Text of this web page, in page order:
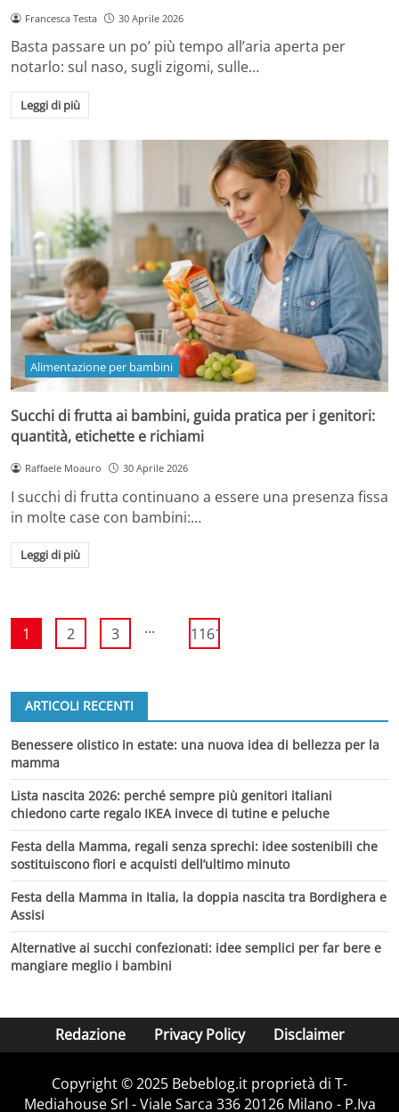
Francesca Testa 30 Aprile 2026
Basta passare un po’ più tempo all’aria aperta per
notarlo: sul naso, sugli zigomi, sulle…
Leggi di più
Alimentazione per bambini
Succhi di frutta ai bambini, guida pratica per i genitori:
quantità, etichette e richiami
Raffaele Moauro 30 Aprile 2026
I succhi di frutta continuano a essere una presenza fissa
in molte case con bambini:…
Leggi di più
1 2 3 ... 1161
ARTICOLI RECENTI
Benessere olistico in estate: una nuova idea di bellezza per la
mamma
Lista nascita 2026: perché sempre più genitori italiani
chiedono carte regalo IKEA invece di tutine e peluche
Festa della Mamma, regali senza sprechi: idee sostenibili che
sostituiscono fiori e acquisti dell’ultimo minuto
Festa della Mamma in Italia, la doppia nascita tra Bordighera e
Assisi
Alternative ai succhi confezionati: idee semplici per far bere e
mangiare meglio i bambini
Redazione Privacy Policy Disclaimer
Copyright © 2025 Bebeblog.it proprietà di T-
Mediahouse Srl - Viale Sarca 336 20126 Milano - P.Iva